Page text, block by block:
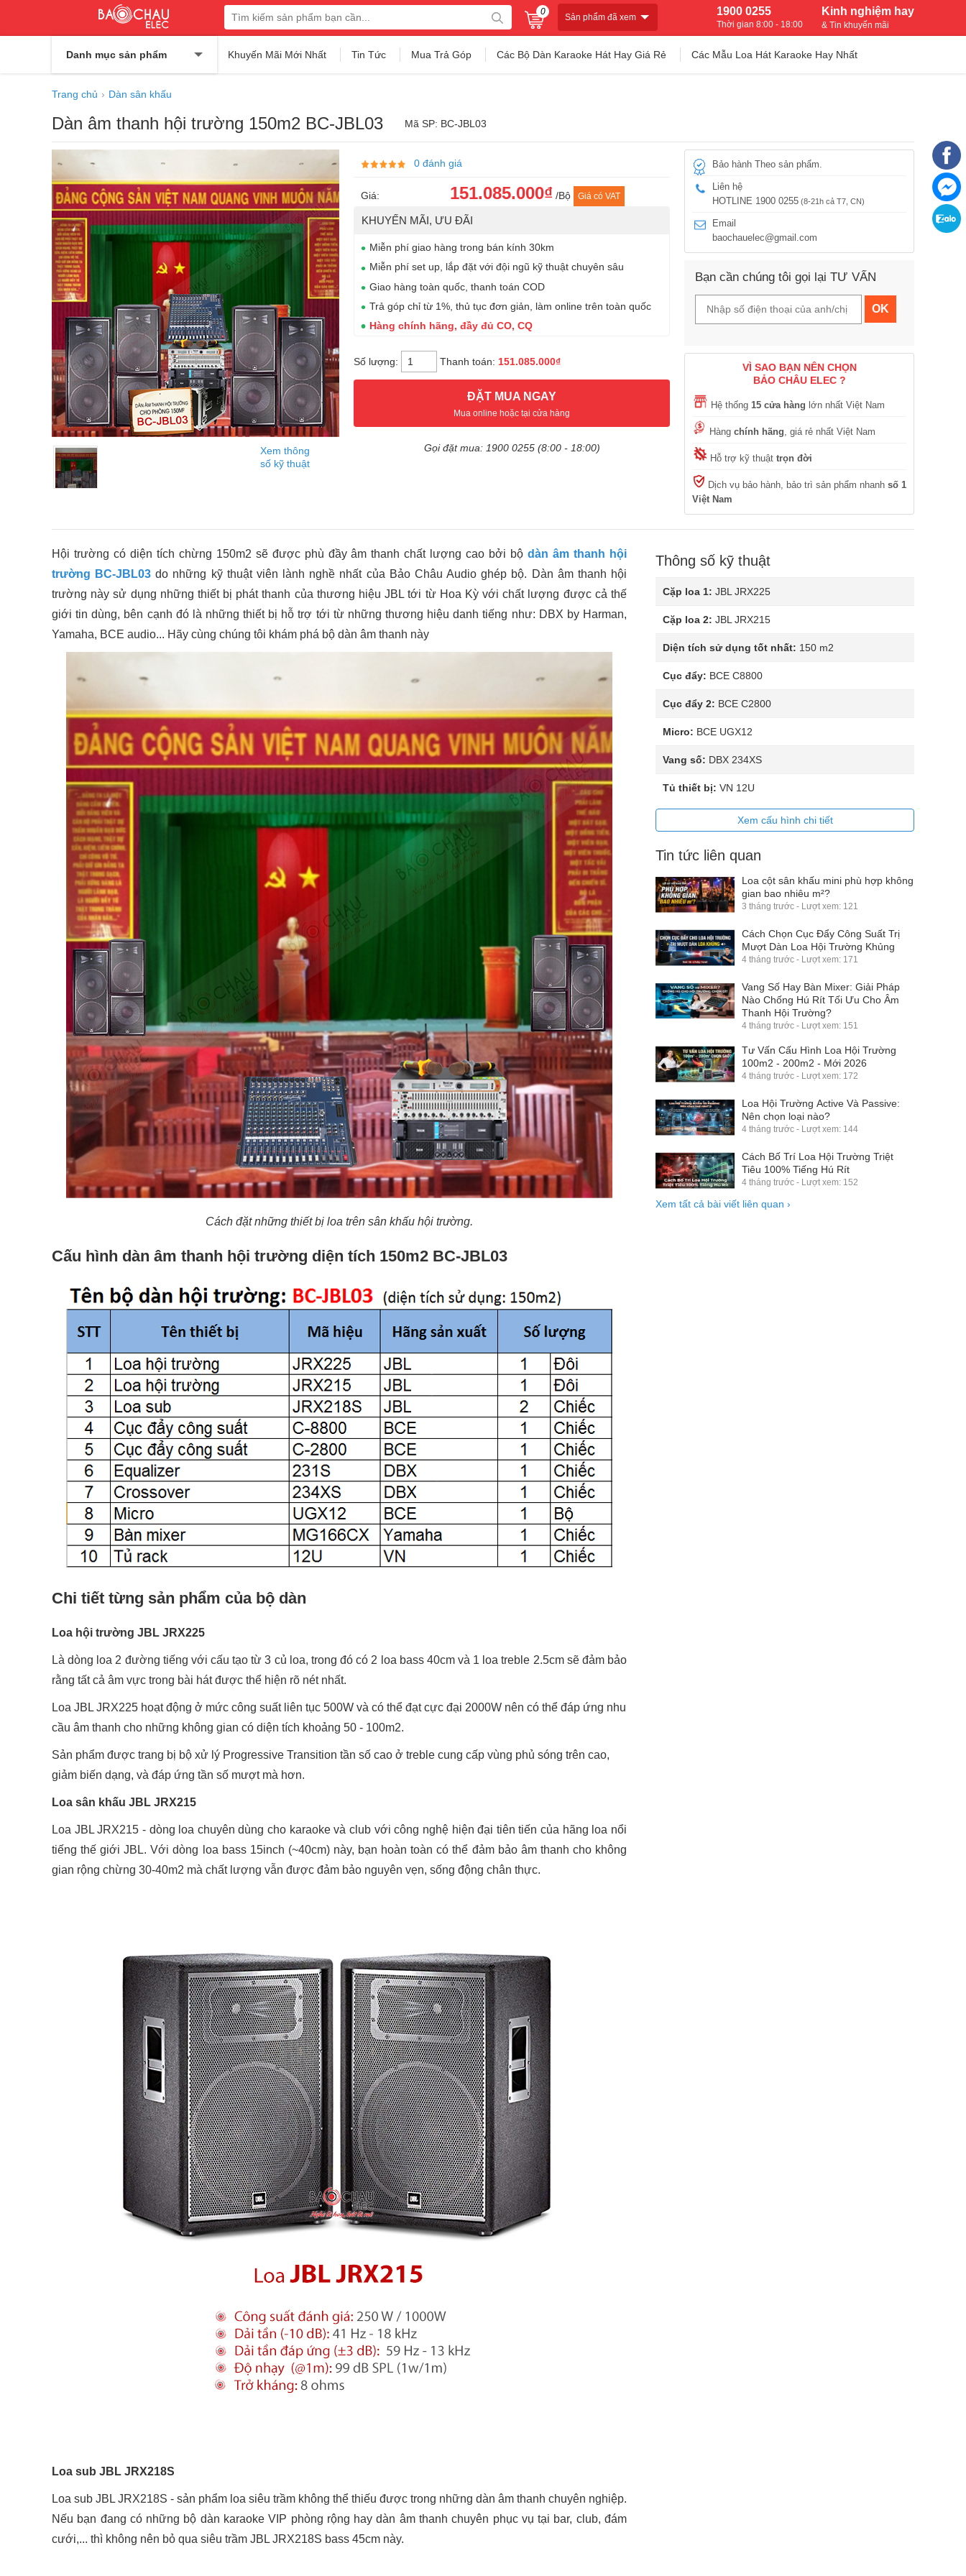
0
Sản phẩm đã xem Kinh nghiệm hay
& Tin khuyến mãi
1900 0255
Thời gian 8:00 - 18:00
Danh mục sản phẩm Khuyến Mãi Mới Nhất Tin Tức Mua Trả Góp Các Bộ Dàn Karaoke Hát Hay Giá Rẻ Các Mẫu Loa Hát Karaoke Hay Nhất
Trang chủ Dàn sân khấu
Dàn âm thanh hội trường 150m2 BC-JBL03 Mã SP: BC-JBL03
Xem thông
số kỹ thuật
0 đánh giá
Giá: 151.085.000₫ /Bộ Giá có VAT
KHUYẾN MÃI, ƯU ĐÃI
Miễn phí giao hàng trong bán kính 30km
Miễn phí set up, lắp đặt với đội ngũ kỹ thuật chuyên sâu
Giao hàng toàn quốc, thanh toán COD
Trả góp chỉ từ 1%, thủ tục đơn giản, làm online trên toàn quốc
Hàng chính hãng, đầy đủ CO, CQ
Số lượng: Thanh toán: 151.085.000₫
ĐẶT MUA NGAY
Mua online hoặc tại cửa hàng
Gọi đặt mua: 1900 0255 (8:00 - 18:00)
Bảo hành Theo sản phẩm.
Liên hệ
HOTLINE 1900 0255 (8-21h cả T7, CN)
Email
baochauelec@gmail.com
Bạn cần chúng tôi gọi lại TƯ VẤN
OK
VÌ SAO BẠN NÊN CHỌN
BẢO CHÂU ELEC ?
Hệ thống 15 cửa hàng lớn nhất Việt Nam
Hàng chính hãng, giá rẻ nhất Việt Nam
Hỗ trợ kỹ thuật trọn đời
Dịch vụ bảo hành, bảo trì sản phẩm nhanh số 1
Việt Nam
Hội trường có diện tích chừng 150m2 sẽ được phù đầy âm thanh chất lượng cao bởi bộdàn âm thanh hội
trường BC-JBL03 do những kỹ thuật viên lành nghề nhất của Bảo Châu Audio ghép bộ. Dàn âm thanh hội
trường này sử dụng những thiết bị phát thanh của thương hiệu JBL tới từ Hoa Kỳ với chất lượng được cả thế
giới tin dùng, bên cạnh đó là những thiết bị hỗ trợ tới từ những thương hiệu danh tiếng như: DBX by Harman,
Yamaha, BCE audio... Hãy cùng chúng tôi khám phá bộ dàn âm thanh này
Cách đặt những thiết bị loa trên sân khấu hội trường.
Cấu hình dàn âm thanh hội trường diện tích 150m2 BC-JBL03
Chi tiết từng sản phẩm của bộ dàn
Loa hội trường JBL JRX225
Là dòng loa 2 đường tiếng với cấu tạo từ 3 củ loa, trong đó có 2 loa bass 40cm và 1 loa treble 2.5cm sẽ đảm bảo
rằng tất cả âm vực trong bài hát được thể hiện rõ nét nhất.
Loa JBL JRX225 hoạt động ở mức công suất liên tục 500W và có thể đạt cực đại 2000W nên có thể đáp ứng nhu
cầu âm thanh cho những không gian có diện tích khoảng 50 - 100m2.
Sản phẩm được trang bị bộ xử lý Progressive Transition tần số cao ở treble cung cấp vùng phủ sóng trên cao,
giảm biến dạng, và đáp ứng tần số mượt mà hơn.
Loa sân khấu JBL JRX215
Loa JBL JRX215 - dòng loa chuyên dùng cho karaoke và club với công nghệ hiện đại tiên tiến của hãng loa nổi
tiếng thế giới JBL. Với dòng loa bass 15inch (~40cm) này, bạn hoàn toàn có thể đảm bảo âm thanh cho không
gian rộng chừng 30-40m2 mà chất lượng vẫn được đảm bảo nguyên vẹn, sống động chân thực.
Loa sub JBL JRX218S
Loa sub JBL JRX218S - sản phẩm loa siêu trầm không thể thiếu được trong những dàn âm thanh chuyên nghiệp.
Nếu bạn đang có những bộ dàn karaoke VIP phòng rộng hay dàn âm thanh chuyên phục vụ tại bar, club, đám
cưới,... thì không nên bỏ qua siêu trầm JBL JRX218S bass 45cm này.
Thông số kỹ thuật
Cặp loa 1: JBL JRX225
Cặp loa 2: JBL JRX215
Diện tích sử dụng tốt nhất: 150 m2
Cục đẩy: BCE C8800
Cục đẩy 2: BCE C2800
Micro: BCE UGX12
Vang số: DBX 234XS
Tủ thiết bị: VN 12U
Xem cấu hình chi tiết
Tin tức liên quan
Loa cột sân khấu mini phù hợp không
gian bao nhiêu m²?
3 tháng trước - Lượt xem: 121
Cách Chọn Cục Đẩy Công Suất Trị
Mượt Dàn Loa Hội Trường Khủng
4 tháng trước - Lượt xem: 171
Vang Số Hay Bàn Mixer: Giải Pháp
Nào Chống Hú Rít Tối Ưu Cho Âm
Thanh Hội Trường?
4 tháng trước - Lượt xem: 151
Tư Vấn Cấu Hình Loa Hội Trường
100m2 - 200m2 - Mới 2026
4 tháng trước - Lượt xem: 172
Loa Hội Trường Active Và Passive:
Nên chọn loại nào?
4 tháng trước - Lượt xem: 144
Cách Bố Trí Loa Hội Trường Triệt
Tiêu 100% Tiếng Hú Rít
4 tháng trước - Lượt xem: 152
Xem tất cả bài viết liên quan ›